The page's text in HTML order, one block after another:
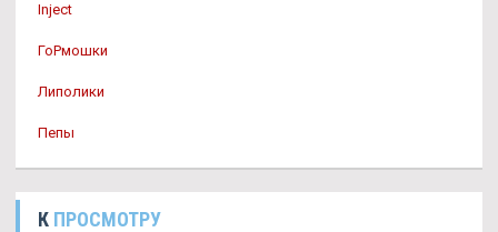
Inject
ГоРмошки
Липолики
Пепы
К ПРОСМОТРУ